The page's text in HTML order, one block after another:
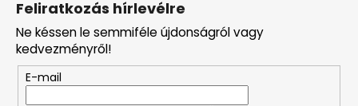
Feliratkozás hírlevélre
Ne késsen le semmiféle újdonságról vagy
kedvezményről!
E-mail